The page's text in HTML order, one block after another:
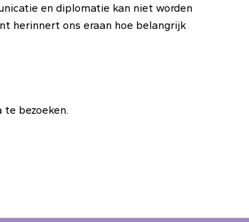
en diplomatie kan niet worden
herinnert ons eraan hoe belangrijk
te bezoeken.